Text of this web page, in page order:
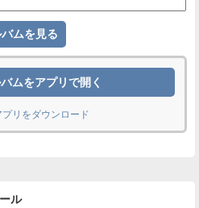
ムをアプリで開く
リをダウンロード
ル